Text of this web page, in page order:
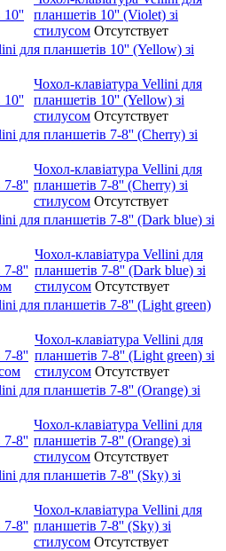
планшетів 10'' (Violet) зі
стилусом Отсутствует
для планшетів 10'' (Yellow) зі
Чохол-клавіатура Vellini для
планшетів 10'' (Yellow) зі
стилусом Отсутствует
для планшетів 7-8'' (Cherry) зі
Чохол-клавіатура Vellini для
планшетів 7-8'' (Cherry) зі
стилусом Отсутствует
для планшетів 7-8'' (Dark blue) зі
Чохол-клавіатура Vellini для
планшетів 7-8'' (Dark blue) зі
стилусом Отсутствует
для планшетів 7-8'' (Light green)
Чохол-клавіатура Vellini для
планшетів 7-8'' (Light green) зі
стилусом Отсутствует
для планшетів 7-8'' (Orange) зі
Чохол-клавіатура Vellini для
планшетів 7-8'' (Orange) зі
стилусом Отсутствует
для планшетів 7-8'' (Sky) зі
Чохол-клавіатура Vellini для
планшетів 7-8'' (Sky) зі
стилусом Отсутствует